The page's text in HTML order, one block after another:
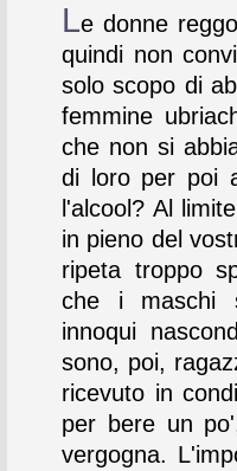
Le donne
quindi non
solo scopo di
femmine
che non si
di loro per poi
l'alcool? Al
in pieno del
ripeta troppo
che i maschi
innoqui
sono, poi,
ricevuto in
per bere un
vergogna.